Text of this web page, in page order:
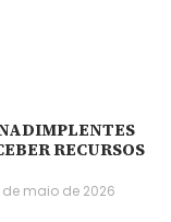
RECURSOS
de maio de 2026